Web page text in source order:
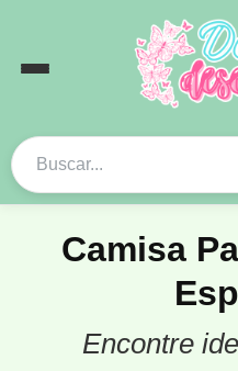
Camisa
Encontre